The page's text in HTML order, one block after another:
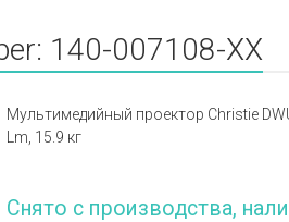
140-007108-XX
Мультимедийный проектор Christie
Lm, 15.9 кг
Снято с производства,